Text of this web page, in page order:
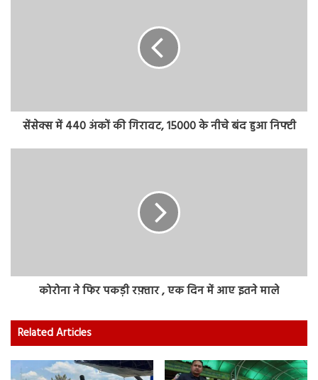
सेंसेक्स में 440 अंकों की गिरावट, 15000 के नीचे बंद हुआ निफ्टी
कोरोना ने फिर पकड़ी रफ़्तार , एक दिन में आए इतने माले
Related Articles